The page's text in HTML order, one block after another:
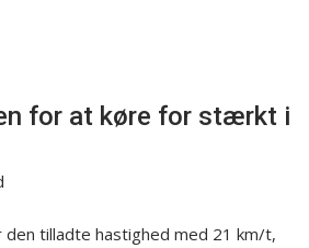
for at køre for stærkt i
tilladte hastighed med 21 km/t,